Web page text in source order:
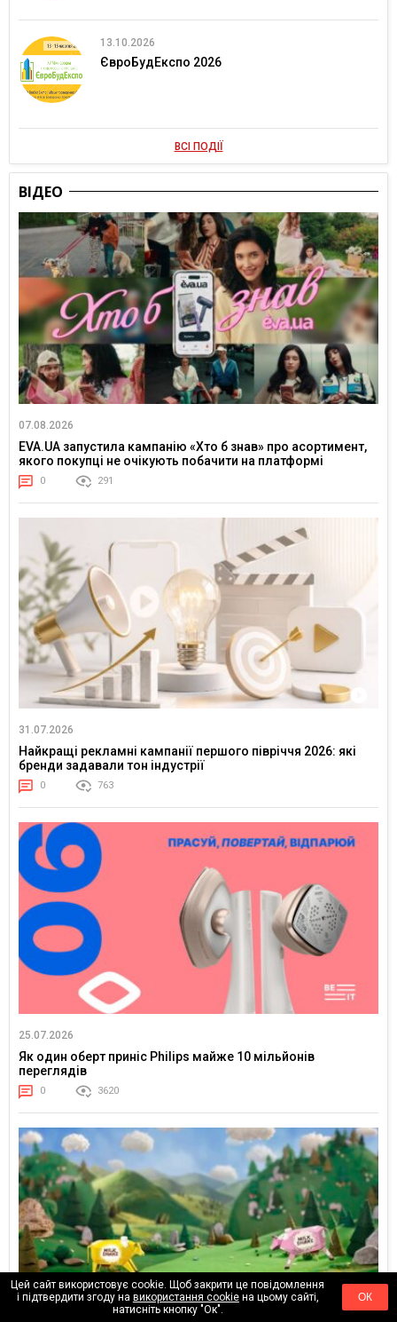
13.10.2026
ЄвроБудЕкспо 2026
ВСІ ПОДІЇ
ВІДЕО
07.08.2026
EVA.UA запустила кампанію «Хто б знав» про асортимент,
якого покупці не очікують побачити на платформі
0 291
31.07.2026
Найкращі рекламні кампанії першого півріччя 2026: які
бренди задавали тон індустрії
0 763
25.07.2026
Як один оберт приніс Philips майже 10 мільйонів
переглядів
0 3620
Цей сайт використовує cookie. Щоб закрити це повідомлення
і підтвердити згоду на використання cookieна цьому сайті,
натисніть кнопку "Ок".
ОК